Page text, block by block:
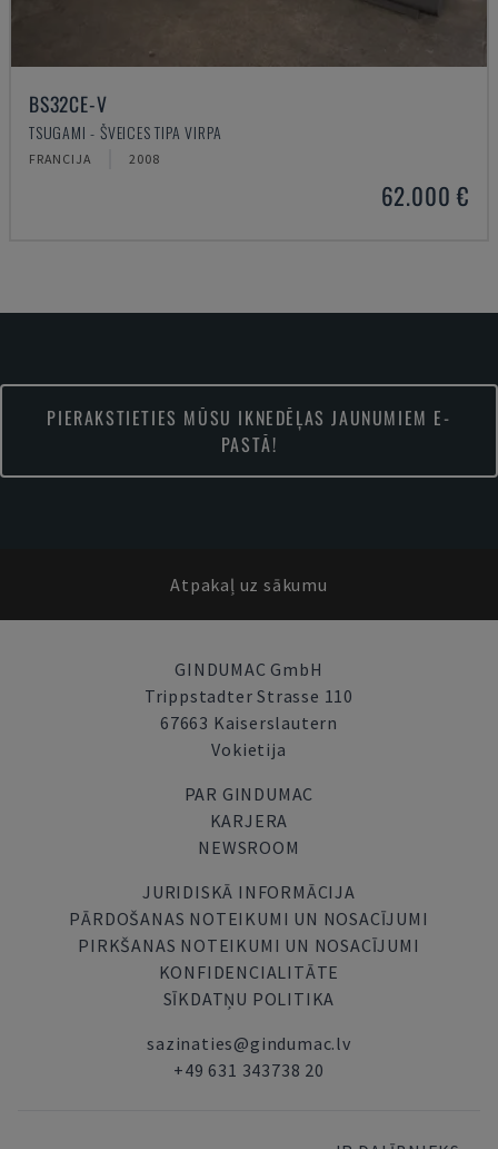
BS32CE-V
TSUGAMI - ŠVEICES TIPA VIRPA
FRANCIJA 2008
62.000 €
PIERAKSTIETIES MŪSU IKNEDĒĻAS JAUNUMIEM E-
PASTĀ!
Atpakaļ uz sākumu
GINDUMAC GmbH
Trippstadter Strasse 110
67663 Kaiserslautern
Vokietija
PAR GINDUMAC
KARJERA
NEWSROOM
JURIDISKĀ INFORMĀCIJA
PĀRDOŠANAS NOTEIKUMI UN NOSACĪJUMI
PIRKŠANAS NOTEIKUMI UN NOSACĪJUMI
KONFIDENCIALITĀTE
SĪKDATŅU POLITIKA
sazinaties@gindumac.lv
+49 631 343738 20